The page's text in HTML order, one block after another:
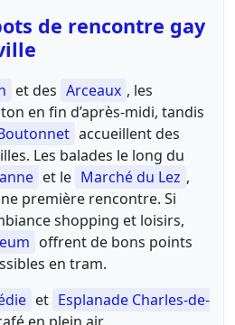
de rencontre gay
et des Arceaux , les
en fin d’après-midi, tandis
accueillent des
Les balades le long du
et le Marché du Lez ,
première rencontre. Si
shopping et loisirs,
offrent de bons points
en tram.
et Esplanade Charles-de-
en plein air